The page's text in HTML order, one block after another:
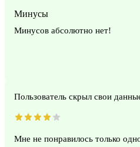
Минусы
Минусов абсолютно нет!
Пользователь скрыл свои
Мне не понравилось только